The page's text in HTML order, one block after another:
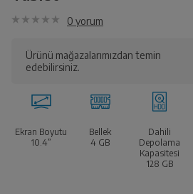
0 yorum
Ürünü mağazalarımızdan temin
edebilirsiniz.
Ekran Boyutu
10.4”
Bellek
4 GB
Dahili
Depolama
Kapasitesi
128 GB